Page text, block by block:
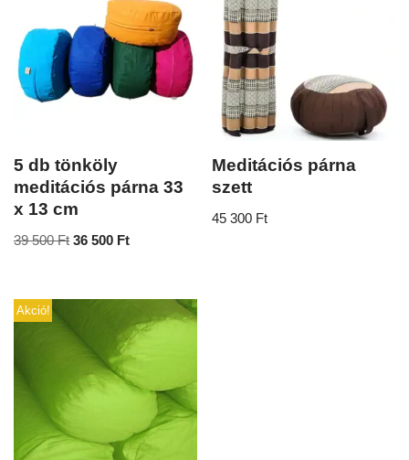
5 db tönköly
meditációs párna 33
x 13 cm
39 500Ft 36 500 Ft
Meditációs párna
szett
45 300 Ft
Akció!